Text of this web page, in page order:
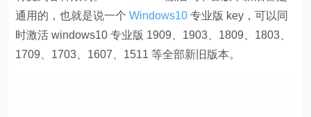
通用的，也就是说一个Windows10 专业版 key，可以同
时激活 windows10 专业版 1909、1903、1809、1803、
1709、1703、1607、1511 等全部新旧版本。